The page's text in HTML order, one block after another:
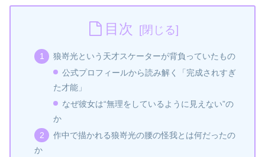
目次
狼嵜光という天才スケーターが背負っていたもの
公式プロフィールから読み解く「完成されすぎ
た才能」
なぜ彼女は“無理をしているように見えない”の
か
作中で描かれる狼嵜光の腰の怪我とは何だったの
か